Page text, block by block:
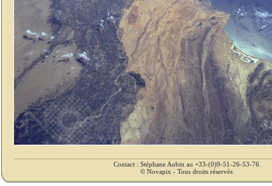
Contact : Stéphane Aubin au +33-(0)9-51-26-53-76
© Novapix - Tous droits réservés